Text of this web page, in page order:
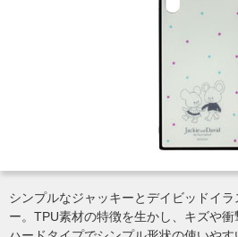
シンプルなジャッキーとデイビッドイ
ー。TPU素材の特徴を生かし、キズや衝